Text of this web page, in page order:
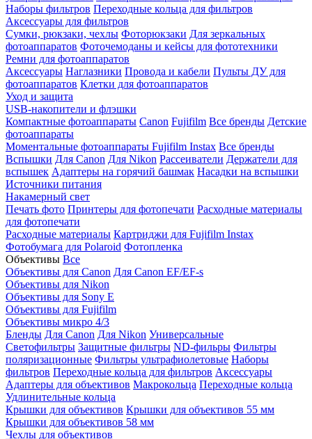
Наборы фильтров Переходные кольца для фильтров
Аксессуары для фильтров
Сумки, рюкзаки, чехлы Фоторюкзаки Для зеркальных
фотоаппаратов Фоточемоданы и кейсы для фототехники
Ремни для фотоаппаратов
Аксессуары Наглазники Провода и кабели Пульты ДУ для
фотоаппаратов Клетки для фотоаппаратов
Уход и защита
USB-накопители и флэшки
Компактные фотоаппараты Canon Fujifilm Все бренды Детские
фотоаппараты
Моментальные фотоаппараты Fujifilm Instax Все бренды
Вспышки Для Canon Для Nikon Рассеиватели Держатели для
вспышек Адаптеры на горячий башмак Насадки на вспышки
Источники питания
Накамерный свет
Печать фото Принтеры для фотопечати Расходные материалы
для фотопечати
Расходные материалы Картриджи для Fujifilm Instax
Фотобумага для Polaroid Фотопленка
Объективы Все
Объективы для Canon Для Canon EF/EF-s
Объективы для Nikon
Объективы для Sony E
Объективы для Fujifilm
Объективы микро 4/3
Бленды Для Canon Для Nikon Универсальные
Светофильтры Защитные фильтры ND-фильры Фильтры
поляризационные Фильтры ультрафиолетовые Наборы
фильтров Переходные кольца для фильтров Аксессуары
Адаптеры для объективов Макрокольца Переходные кольца
Удлинительные кольца
Крышки для объективов Крышки для объективов 55 мм
Крышки для объективов 58 мм
Чехлы для объективов